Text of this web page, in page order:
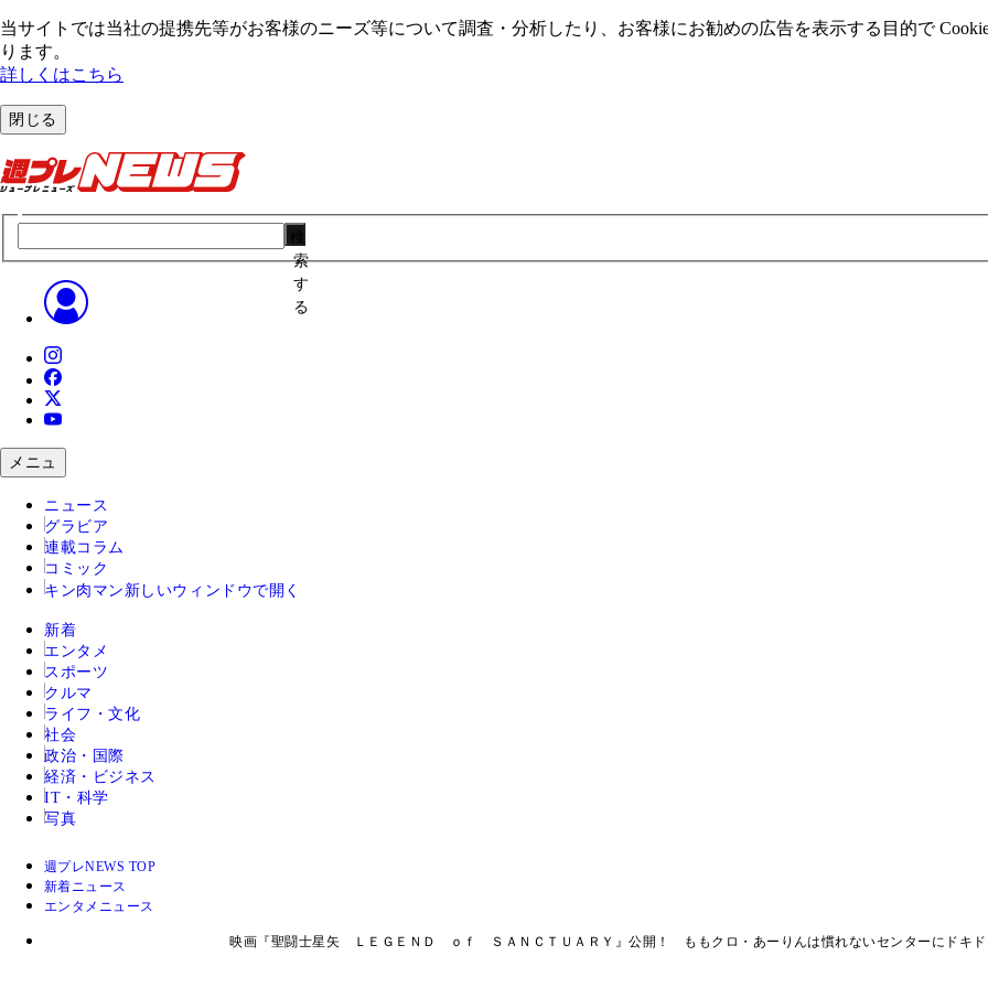
当サイトでは当社の提携先等がお客様のニーズ等について調査・分析したり、お客様にお勧めの広告を表⽰する⽬的で
ります。
詳しくはこちら
閉じる
索
す
る
メニュ
ニュース
グラビア
連載コラム
コミック
キン肉マン 新しいウィンドウで開く
新着
エンタメ
スポーツ
クルマ
ライフ・文化
社会
政治・国際
経済・ビジネス
IT・科学
写真
週プレNEWS TOP
新着ニュース
エンタメニュース
映画『聖闘士星矢 ＬＥＧＥＮＤ ｏｆ ＳＡＮＣＴＵＡＲＹ』公開！ ももクロ・あーりんは慣れないセンターにドキド